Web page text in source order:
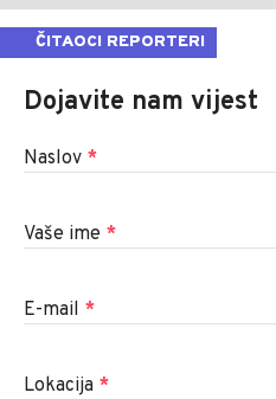
ČITAOCI REPORTERI
Dojavite nam vijest
Naslov *
Vaše ime *
E-mail *
Lokacija *